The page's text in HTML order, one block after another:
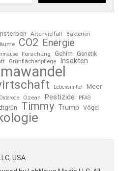
Artenvielfalt
Bakterien
CO2 Energie
Forschung Gehirn Genetik
Grünflächenpflege Insekten
Lebensmittel
Meer
Osterode Ozean Pestizide PFAS
Timmy Trump
Vögel
USA